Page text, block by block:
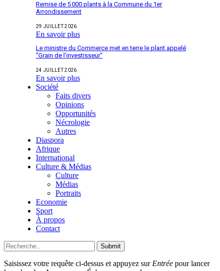
Remise de 5 000 plants à la Commune du 1er
Arrondissement
29 JUILLET 2026
En savoir plus
Le ministre du Commerce met en terre le plant appelé
“Grain de l’investisseur”
24 JUILLET 2026
En savoir plus
Société
Faits divers
Opinions
Opportunités
Nécrologie
Autres
Diaspora
Afrique
International
Culture & Médias
Culture
Médias
Portraits
Economie
Sport
À propos
Contact
Submit
Saisissez votre requête ci-dessus et appuyez sur Entrée pour lancer